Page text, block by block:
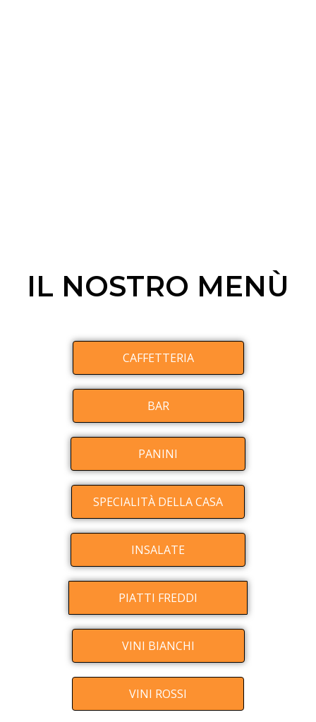
IL NOSTRO MENÙ
CAFFETTERIA
BAR
PANINI
SPECIALITÀ DELLA CASA
INSALATE
PIATTI FREDDI
VINI BIANCHI
VINI ROSSI